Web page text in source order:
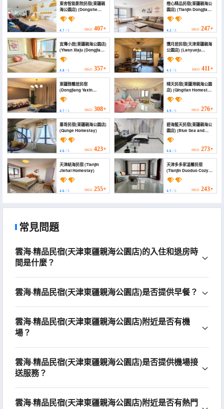
東舍智能影院民宿(東疆親
海公園店) (Dongshe
Intelligent Cinema Folk
Customs)
4.7 / 5 HKD 407+
橙心精品民宿(東疆親海公
園店) (Tianjin Dongjiang
Beach Doer Homestay)
4.2/ 5 HKD 247+
宜灣小居(東疆親海公園店)
(Yiwan Xiaju (Dongjiang
Qinhai Park))
4.8 / 5 HKD 357+
攬月居民宿(天津東疆親海
公園店) (Lanyueju
Homestay (Tianjin
Dongjiang Qinhai Park))
4.1/ 5 HKD 411+
東疆雅馨居民宿
(Dongjiang Yaxin
Homestay)
4.7 / 5 HKD 308+
晴天民宿(東疆港親海公園
店) (Qingtian Homestay
(Dongjiang Port Qinghai
Park))
4.9/ 5 HKD 276+
羣哥民宿(東疆親海公園店)
(Qunge Homestay)
4.6 / 5 HKD 423+
碧海藍天民宿(東疆親海公
園店) (Blue Sea and
Blue Sky Homestay)
4.6/ 5 HKD 273+
天津結海民宿 (Tianjin
Jiehai Homestay)
4.6 / 5 HKD 255+
天津多多家温馨民宿
(Tianjin Duoduo Cozy
Homestay)
4.7/ 5 HKD 243+
常見問題
雲海·精品民宿(天津東疆親海公園店)的入住和退房時
間是什麼？
雲海·精品民宿(天津東疆親海公園店)是否提供早餐？
雲海·精品民宿(天津東疆親海公園店)附近是否有機
場？
雲海·精品民宿(天津東疆親海公園店)是否提供機場接
送服務？
雲海·精品民宿(天津東疆親海公園店)附近是否有熱門